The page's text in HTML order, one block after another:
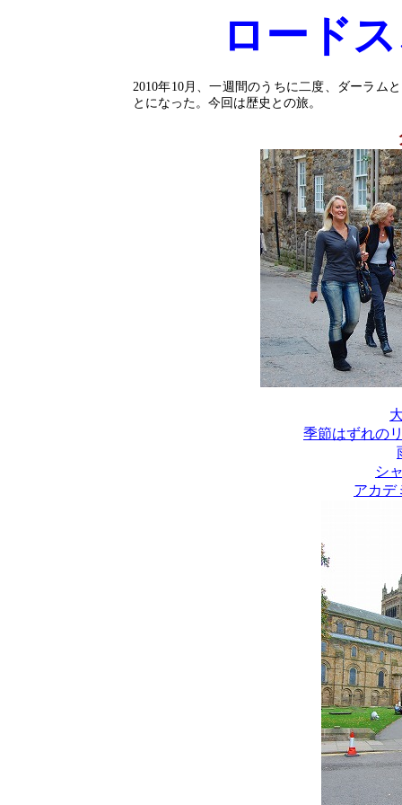
ロード
2010年10月、一週間のうちに二度、ダーラム
とになった。今回は歴史との旅。
季節はずれの
シ
アカデ